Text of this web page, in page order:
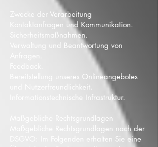
Zwecke der Verarbeitung
Kontaktanfragen und Kommunikation.
Sicherheitsmaßnahmen.
Verwaltung und Beantwortung von
Bereitstellung unseres Onlineangebotes
und Nutzerfreundlichkeit.
Informationstechnische Infrastruktur.
Maßgebliche Rechtsgrundlagen
Maßgebliche Rechtsgrundlagen nach der
DSGVO: Im Folgenden erhalten Sie eine